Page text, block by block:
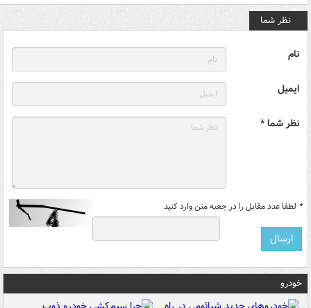
نظر شما
نام
ایمیل
نظر شما *
* لطفا عدد مقابل را در جعبه متن وارد کنید
خودرو